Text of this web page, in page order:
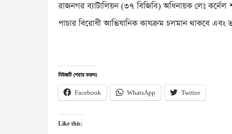
রাজনগর ব্যাটালিয়ন (৩৭ বিজিবি) অধিনায়ক লেঃ
পাচার বিরোধী আভিযানিক কাযক্রম চলমান থাকবে
নিউজটি শেয়ার করুনঃ
Facebook WhatsApp Twitter
Like this: